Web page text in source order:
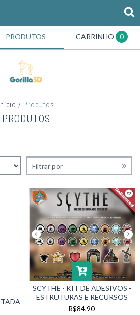
PRODUTOS CARRINHO 0
Início / Produtos
PRODUTOS
Filtrar por
SCYTHE - KIT DE ADESIVOS -
ESTRUTURAS E RECURSOS
R$84,90